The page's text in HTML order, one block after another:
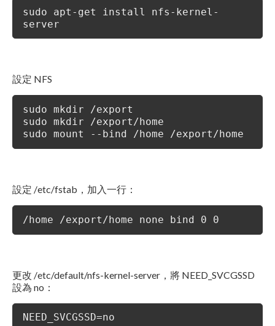
sudo apt-get install nfs-kernel-
server
設定 NFS
sudo mkdir /export
sudo mkdir /export/home
sudo mount --bind /home /export/home
設定 /etc/fstab，加入一行：
/home /export/home none bind 0 0
更改 /etc/default/nfs-kernel-server，將 NEED_SVCGSSD
設為 no：
NEED_SVCGSSD=no